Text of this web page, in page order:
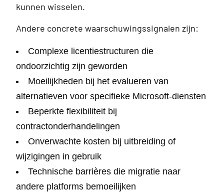
kunnen wisselen.
Andere concrete waarschuwingssignalen zijn:
Complexe licentiestructuren die
ondoorzichtig zijn geworden
Moeilijkheden bij het evalueren van
alternatieven voor specifieke Microsoft-diensten
Beperkte flexibiliteit bij
contractonderhandelingen
Onverwachte kosten bij uitbreiding of
wijzigingen in gebruik
Technische barrières die migratie naar
andere platforms bemoeilijken